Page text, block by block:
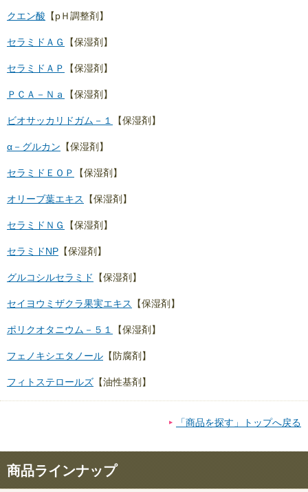
クエン酸 【pＨ調整剤】
セラミドＡＧ 【保湿剤】
セラミドＡＰ 【保湿剤】
ＰＣＡ－Ｎａ 【保湿剤】
ビオサッカリドガム－１ 【保湿剤】
α－グルカン 【保湿剤】
セラミドＥＯＰ 【保湿剤】
オリーブ葉エキス 【保湿剤】
セラミドＮＧ 【保湿剤】
セラミドNP 【保湿剤】
グルコシルセラミド 【保湿剤】
セイヨウミザクラ果実エキス 【保湿剤】
ポリクオタニウム－５１ 【保湿剤】
フェノキシエタノール 【防腐剤】
フィトステロールズ 【油性基剤】
「商品を探す」トップへ戻る
商品ラインナップ